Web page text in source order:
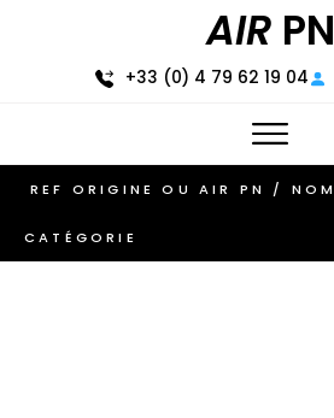
AIR PN
+33 (0) 4 79 62 19 04
CATÉGORIE